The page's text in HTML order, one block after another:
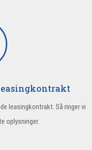
leasingkontrakt. Så ringer vi
oplysninger.